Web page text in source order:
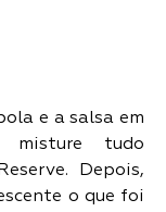
e a salsa em
misture tudo
Depois,
o que foi